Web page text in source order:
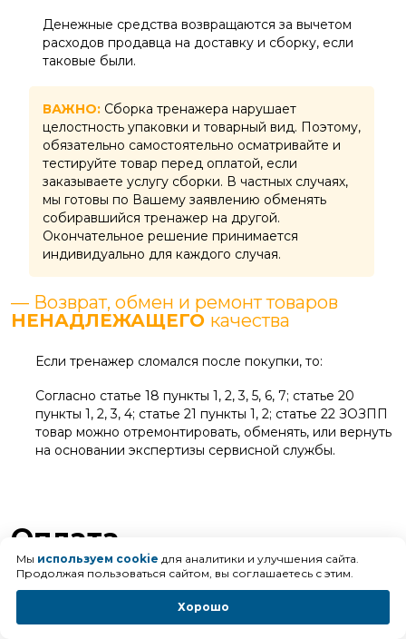
Денежные средства возвращаются за вычетом
расходов продавца на доставку и сборку, если
таковые были.
ВАЖНО: Сборка тренажера нарушает
целостность упаковки и товарный вид. Поэтому,
обязательно самостоятельно осматривайте и
тестируйте товар перед оплатой, если
заказываете услугу сборки. В частных случаях,
мы готовы по Вашему заявлению обменять
собиравшийся тренажер на другой.
Окончательное решение принимается
индивидуально для каждого случая.
— Возврат, обмен и ремонт товаров
НЕНАДЛЕЖАЩЕГО качества
Если тренажер сломался после покупки, то:
Согласно статье 18 пункты 1, 2, 3, 5, 6, 7; статье 20
пункты 1, 2, 3, 4; статье 21 пункты 1, 2; статье 22 ЗОЗПП
товар можно отремонтировать, обменять, или вернуть
на основании экспертизы сервисной службы.
Оплата
Оплата товара в нашем
магазине возможна:
Мы используем cookie для аналитики и улучшения сайта.
Продолжая пользоваться сайтом, вы соглашаетесь с этим.
Хорошо